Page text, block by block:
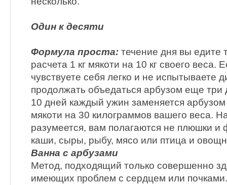
Один к десяти
Формула проста: течение дня вы едите
расчета 1 кг мякоти на 10 кг своего веса.
чувствуете себя легко и не испытываете
продолжать объедаться арбузом еще три
10 дней каждый ужин заменяется арбузом
мякоти на 30 килограммов вашего веса.
разумеется, вам полагаются не плюшки и
каши, сыры, рыбу, мясо или птица и
Ванна с арбузами
Метод, подходящий только совершенно
имеющих проблем с сердцем или